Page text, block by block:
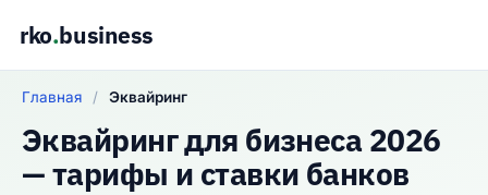
rko.business
Главная / Эквайринг
Эквайринг для бизнеса 2026
— тарифы и ставки банков